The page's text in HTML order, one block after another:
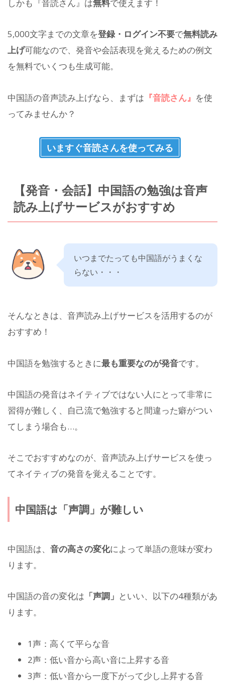
しかも『音読さん』は無料で使えます！
5,000文字までの文章を登録・ログイン不要で無料読み
上げ可能なので、発音や会話表現を覚えるための例文
を無料でいくつも生成可能。
中国語の音声読み上げなら、まずは 『音読さん』 を使
ってみませんか？
いますぐ音読さんを使ってみる
【発音・会話】中国語の勉強は音声
読み上げサービスがおすすめ
いつまでたっても中国語がうまくな
らない・・・
そんなときは、音声読み上げサービスを活用するのが
おすすめ！
中国語を勉強するときに最も重要なのが発音です。
中国語の発音はネイティブではない人にとって非常に
習得が難しく、自己流で勉強すると間違った癖がつい
てしまう場合も…。
そこでおすすめなのが、音声読み上げサービスを使っ
てネイティブの発音を覚えることです。
中国語は「声調」が難しい
中国語は、 音の高さの変化によって単語の意味が変わ
ります。
中国語の音の変化は 「声調」 といい、以下の4種類があ
ります。
1声：高くて平らな音
2声：低い音から高い音に上昇する音
3声：低い音から一度下がって少し上昇する音